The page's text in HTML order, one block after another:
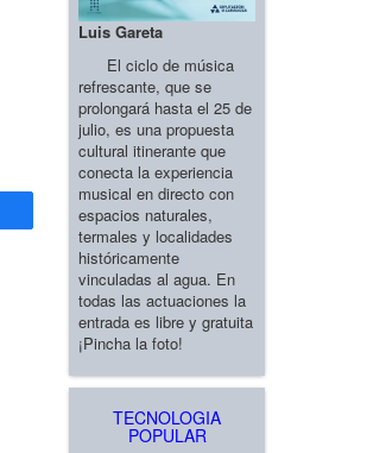
Luis Gareta
El ciclo de música
refrescante, que se
prolongará hasta el 25 de
julio, es una propuesta
cultural itinerante que
conecta la experiencia
musical en directo con
espacios naturales,
termales y localidades
históricamente
vinculadas al agua. En
todas las actuaciones la
entrada es libre y gratuita
¡Pincha la foto!
TECNOLOGIA
POPULAR